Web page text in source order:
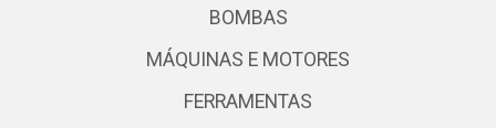
BOMBAS
MÁQUINAS E MOTORES
FERRAMENTAS